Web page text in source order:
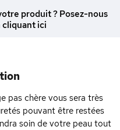
produit ? Posez-nous
cliquant ici
pas chère vous sera très
pouvant être restées
soin de votre peau tout